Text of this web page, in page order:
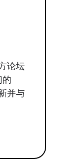
论坛
的
并与